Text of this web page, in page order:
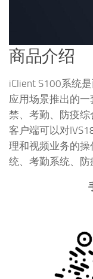
商品介绍
iClient S100系统
应用场景推出的
禁、考勤、防疫综
客户端可以对
理和视频业务的
统、考勤系统、防